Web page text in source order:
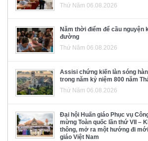
Thứ Năm 06.08.2026
Năm thời điểm để cầu nguyện
đường
Thứ Năm 06.08.2026
Assisi chứng kiến làn sóng
trong năm kỷ niệm 800 năm
Thứ Năm 06.08.2026
Đại hội Huấn giáo Phục vụ
mừng Toàn quốc lần thứ VII –
thông, mở ra một hướng đi
giáo Việt Nam